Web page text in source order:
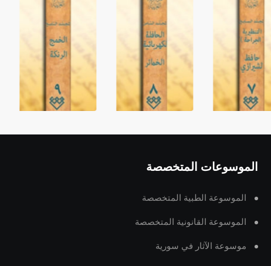
الموسوعات المتخصصة
الموسوعة الطبية المتخصصة
الموسوعة القانونية المتخصصة
موسوعة الآثار في سورية